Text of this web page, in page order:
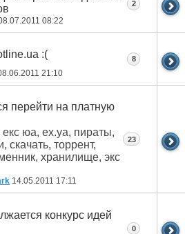
08:22
2
:(
21:10
8
перейти на платную
14.05.2011 17:11
23
конкурс идей
0